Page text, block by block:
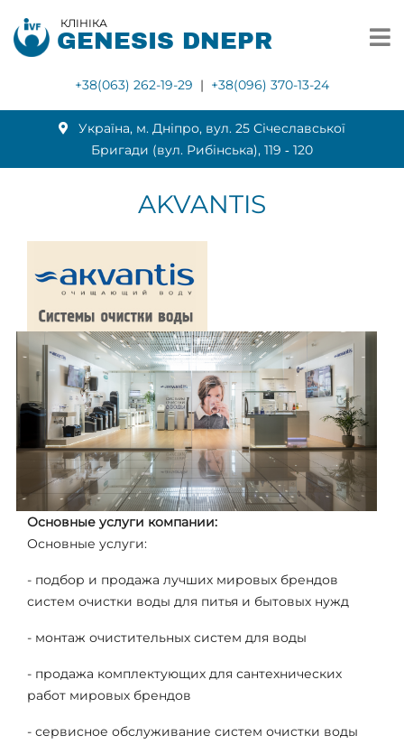
КЛІНІКА
GENESIS DNEPR
+38(063) 262-19-29 | +38(096) 370-13-24
Українa, м. Дніпро, вул. 25 Січеславської
Бригади (вул. Рибінська), 119 ‑ 120
AKVANTIS
Основные услуги компании:
Основные услуги:
- подбор и продажа лучших мировых брендов
систем очистки воды для питья и бытовых нужд
- монтаж очистительных систем для воды
- продажа комплектующих для сантехнических
работ мировых брендов
- сервисное обслуживание систем очистки воды